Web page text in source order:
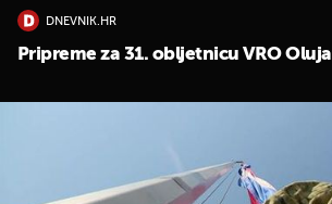
DNEVNIK.HR
Pripreme za 31. obljetnicu VRO Oluja